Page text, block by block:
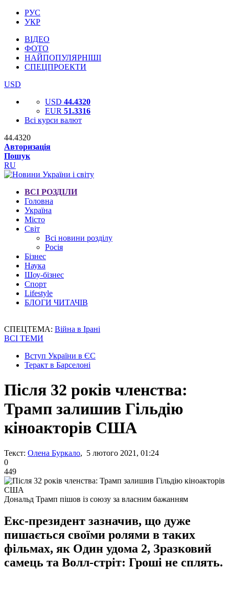
РУС
УКР
ВІДЕО
ФОТО
НАЙПОПУЛЯРНІШІ
СПЕЦПРОЕКТИ
USD
USD 44.4320
EUR 51.3316
Всі курси валют
44.4320
Авторизація
Пошук
RU
ВСІ РОЗДІЛИ
Головна
Україна
Місто
Світ
Всі новини розділу
Росія
Бізнес
Наука
Шоу-бізнес
Спорт
Lifestyle
БЛОГИ ЧИТАЧІВ
СПЕЦТЕМА: Війна в Ірані
ВСІ ТЕМИ
Вступ України в ЄС
Теракт в Барселоні
Після 32 років членства:
Трамп залишив Гільдію
кіноакторів США
Текст: Олена Буркало, 5 лютого 2021, 01:24
0
449
Дональд Трамп пішов із союзу за власним бажанням
Екс-президент зазначив, що дуже
пишається своїми ролями в таких
фільмах, як Один удома 2, Зразковий
самець та Волл-стріт: Гроші не сплять.